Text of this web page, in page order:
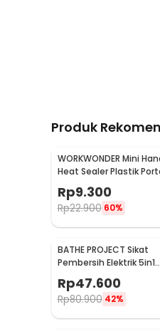
Produk
WORKWONDER Mini
Heat Sealer Plastik
Baterai AA - LX2000A
Rp9.300
Rp22.900 60%
BATHE PROJECT Sikat
Pembersih Elektrik 5in1
Magic Brush
- WQ8110
Rp47.600
Rp80.900 42%